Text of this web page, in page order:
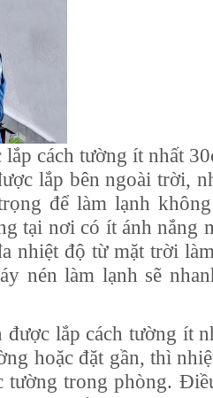
cách tường ít nhất
lắp bên ngoài trời,
để làm lạnh
tại nơi có ít ánh nắng
nhiệt độ từ mặt trời
nén làm lạnh sẽ
được lắp cách tường ít
hoặc đặt gần, thì
tường trong phòng.